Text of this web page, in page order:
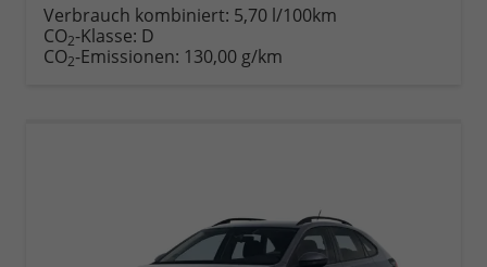
anfordern
Datei,
Verbrauch kombiniert: 5,70 l/100km
CO2-Klasse: D
CO2-Emissionen: 130,00 g/km